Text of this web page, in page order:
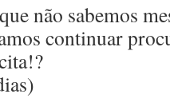
não sabemos
continuar